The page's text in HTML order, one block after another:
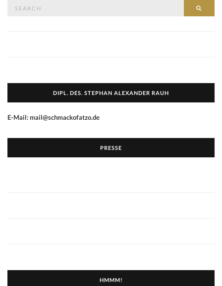
DIPL. DES. STEPHAN ALEXANDER RAUH
E-Mail: mail@schmackofatzo.de
PRESSE
HMMM!